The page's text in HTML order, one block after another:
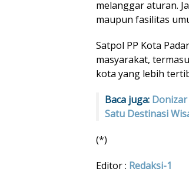
melanggar aturan.
maupun fasilitas
Satpol PP Kota
masyarakat,
kota yang lebih
Baca juga:
Satu Destinasi
(*)
Editor : Redaksi-1